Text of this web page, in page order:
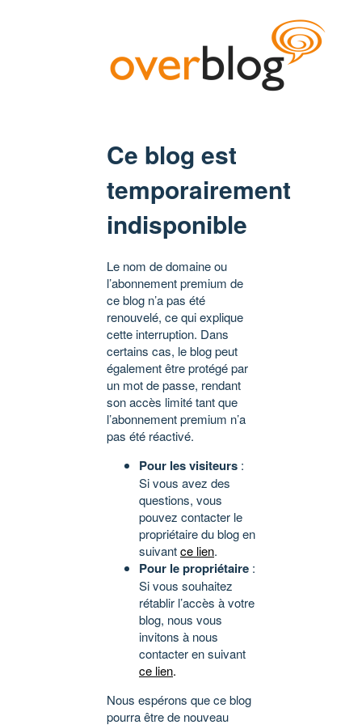
Ce blog est
temporairement
indisponible
Le nom de domaine ou
l’abonnement premium de
ce blog n’a pas été
renouvelé, ce qui explique
cette interruption. Dans
certains cas, le blog peut
également être protégé par
un mot de passe, rendant
son accès limité tant que
l’abonnement premium n’a
pas été réactivé.
Pour les visiteurs :
Si vous avez des
questions, vous
pouvez contacter le
propriétaire du blog en
suivantce lien.
Pour le propriétaire :
Si vous souhaitez
rétablir l’accès à votre
blog, nous vous
invitons à nous
contacter en suivant
ce lien.
Nous espérons que ce blog
pourra être de nouveau